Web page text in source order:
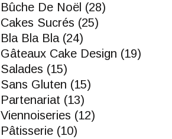
Bûche De Noël (28)
Cakes Sucrés (25)
Bla Bla Bla(24)
Gâteaux Cake Design (19)
Salades (15)
Sans Gluten (15)
Partenariat (13)
Viennoiseries (12)
Pâtisserie (10)